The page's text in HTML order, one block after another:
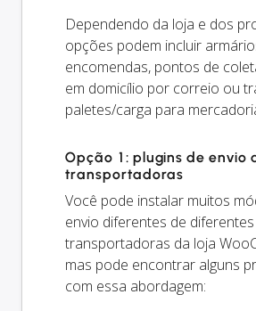
Dependendo da loja e dos
opções podem incluir
encomendas, pontos de
em domicílio por correio ou
paletes/carga para
Opção 1: plugins de envio
transportadoras
Você pode instalar muitos
envio diferentes de diferentes
transportadoras da loja
mas pode encontrar alguns
com essa abordagem: